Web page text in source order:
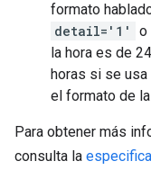
formato
detail='1'
o
la hora es de
horas si se usa
el formato de
Para obtener más
consulta la